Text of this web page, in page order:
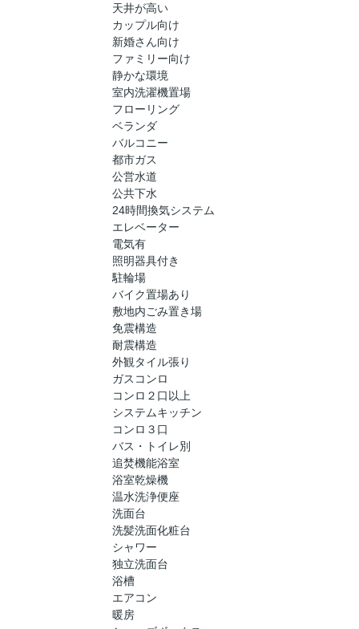
天井が高い
カップル向け
新婚さん向け
ファミリー向け
静かな環境
室内洗濯機置場
フローリング
ベランダ
バルコニー
都市ガス
公営水道
公共下水
24時間換気システム
エレベーター
電気有
照明器具付き
駐輪場
バイク置場あり
敷地内ごみ置き場
免震構造
耐震構造
外観タイル張り
ガスコンロ
コンロ２口以上
システムキッチン
コンロ３口
バス・トイレ別
追焚機能浴室
浴室乾燥機
温水洗浄便座
洗面台
洗髪洗面化粧台
シャワー
独立洗面台
浴槽
エアコン
暖房